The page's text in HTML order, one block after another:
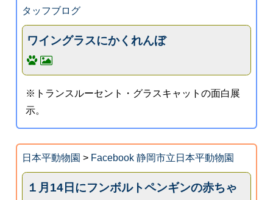
タッフブログ
ワイングラスにかくれんぼ
※トランスルーセント・グラスキャットの面白展
示。
日本平動物園 > Facebook 静岡市立日本平動物園
１月14日にフンボルトペンギンの赤ちゃ